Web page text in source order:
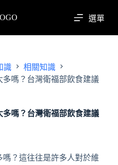
選單
識
相關知識
多嗎？台灣衛福部飲食建議
多嗎？台灣衛福部飲食建議
嗎？這往往是許多人對於維